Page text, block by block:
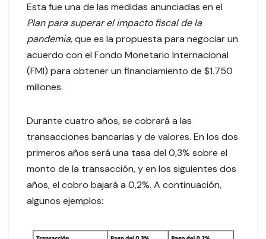
Esta fue una de las medidas anunciadas en el
Plan para superar el impacto fiscal de la
pandemia, que es la propuesta para negociar un
acuerdo con el Fondo Monetario Internacional
(FMI) para obtener un financiamiento de $1.750
millones.
Durante cuatro años, se cobrará a las
transacciones bancarias y de valores. En los dos
primeros años será una tasa del 0,3% sobre el
monto de la transacción, y en los siguientes dos
años, el cobro bajará a 0,2%. A continuación,
algunos ejemplos: